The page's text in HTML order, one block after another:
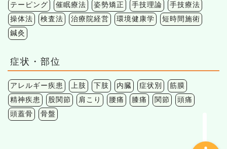
テーピング
催眠療法 姿勢矯正 手技理論
手技療法
操体法
検査法 治療院経営 環境健康学
短時間施術
鍼灸
症状・部位
アレルギー疾患 上肢 下肢 内臓 症状別
筋膜
精神疾患
股関節 肩こり 腰痛 膝痛 関節
頭痛
頭蓋骨
骨盤